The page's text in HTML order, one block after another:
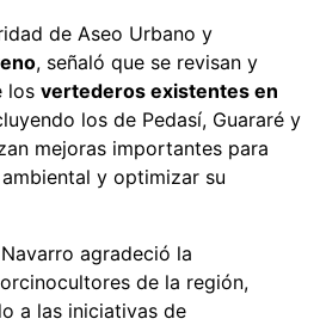
de Aseo Urbano y
, señaló que se revisan y
los vertederos existentes en
los de Pedasí, Guararé y
mejoras importantes para
y optimizar su
agradeció la
de la región,
a las iniciativas de